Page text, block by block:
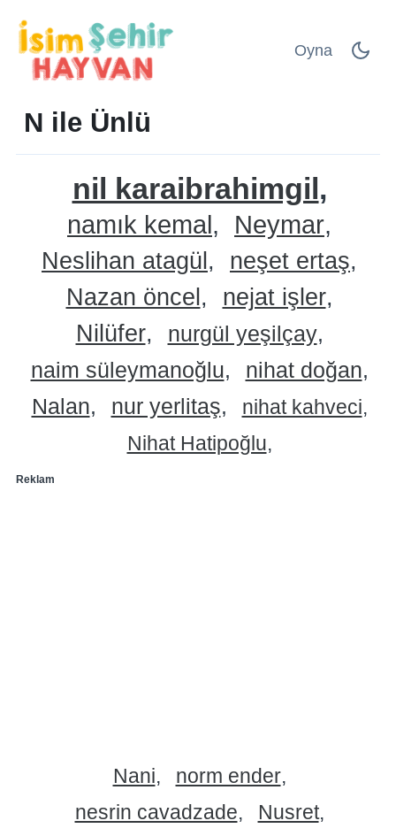
Oyna
N ile Ünlü
nil karaibrahimgil
namık kemal Neymar
Neslihan atagül
neşet ertaş
Nazan öncel
nejat işler
Nilüfer
nurgül yeşilçay
naim süleymanoğlu
nihat doğan
Nalan
nur yerlitaş
nihat kahveci
Nihat Hatipoğlu
Reklam
Nani
norm ender
nesrin cavadzade
Nusret